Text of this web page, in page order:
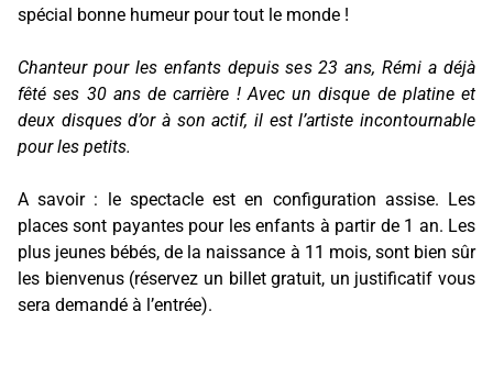
spécial bonne humeur pour tout le monde !
Chanteur pour les enfants depuis ses 23 ans, Rémi a déjà
fêté ses 30 ans de carrière ! Avec un disque de platine et
deux disques d’or à son actif, il est l’artiste incontournable
pour les petits.
A savoir : le spectacle est en configuration assise. Les
places sont payantes pour les enfants à partir de 1 an. Les
plus jeunes bébés, de la naissance à 11 mois, sont bien sûr
les bienvenus (réservez un billet gratuit, un justificatif vous
sera demandé à l’entrée).